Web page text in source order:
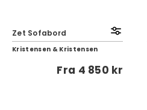
Zet Sofabord
Kristensen & Kristensen
Fra 4 850 kr